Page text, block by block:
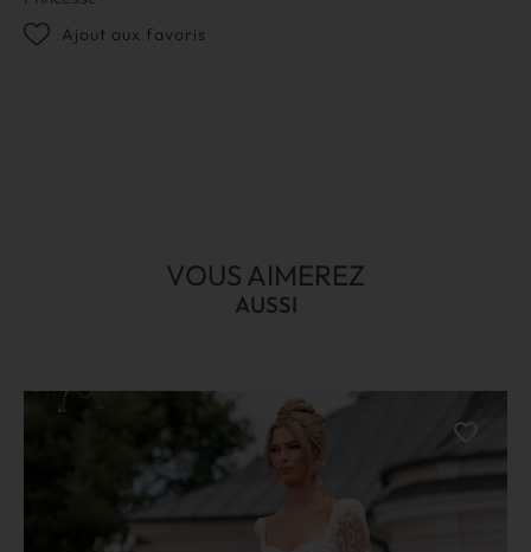
Ajout aux favoris
VOUS AIMEREZ
AUSSI